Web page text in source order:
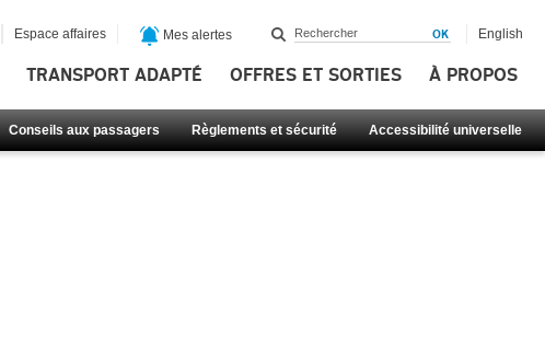
TRANSPORT ADAPTÉ OFFRES ET SORTIES À PROPOS
Conseils aux passagers Règlements et sécurité Accessibilité universelle
Espace affaires Mes alertes English